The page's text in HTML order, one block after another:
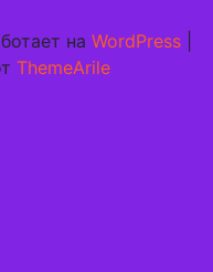
на WordPress
ThemeArile